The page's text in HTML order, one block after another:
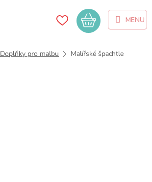
Nákupní
košík
Doplňky pro malbu Malířské špachtle